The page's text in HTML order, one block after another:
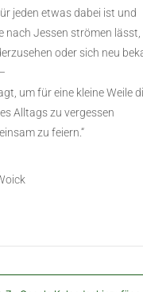
jeden etwas dabei ist und
nach Jessen strömen lässt,
oder sich neu
um für eine kleine Weile
Alltags zu vergessen
zu feiern.“